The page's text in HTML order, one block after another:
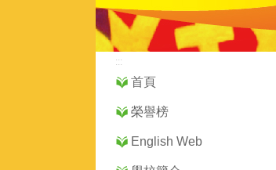
:::
首頁
榮譽榜
English Web